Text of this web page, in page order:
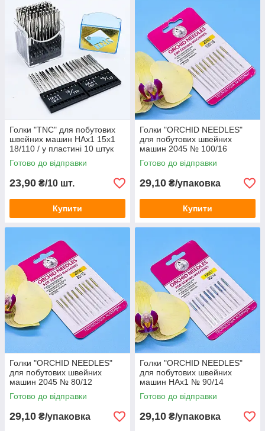
Голки "TNC" для побутових
швейних машин HAx1 15x1
18/110 / у пластині 10 штук
Готово до відправки
23,90 ₴/10 шт.
Купити
Голки "ORCHID NEEDLES"
для побутових швейних
машин 2045 № 100/16
(трикотаж) / в упаковці 10
штук
Готово до відправки
29,10 ₴/упаковка
Купити
Голки "ORCHID NEEDLES"
для побутових швейних
машин 2045 № 80/12
(трикотаж) / в упаковці 10
штук
Готово до відправки
29,10 ₴/упаковка
Голки "ORCHID NEEDLES"
для побутових швейних
машин HAx1 № 90/14
(трикотаж) / в упаковці 10
штук
Готово до відправки
29,10 ₴/упаковка